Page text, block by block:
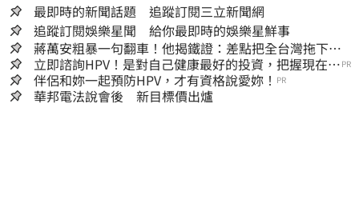
最即時的新聞話題 追蹤訂閱三立新聞網
追蹤訂閱娛樂星聞 給你最即時的娛樂星鮮事
蔣萬安粗暴一句翻車！他揭鐵證：差點把全台灣拖下水
哪時道歉
立即諮詢HPV！是對自己健康最好的投資，把握現在不
嫌晚！
PR
伴侶和妳一起預防HPV，才有資格說愛妳！ PR
華邦電法說會後 新目標價出爐